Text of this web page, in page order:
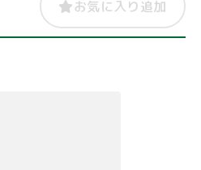
お気に入り追加